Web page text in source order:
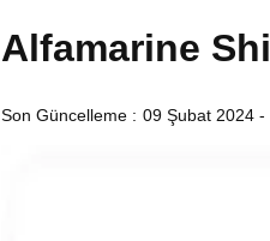
Alfamarine
Son Güncelleme : 09 Şubat 2024 -